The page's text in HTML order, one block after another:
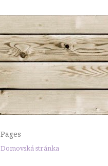
Pages
Domovská stránka